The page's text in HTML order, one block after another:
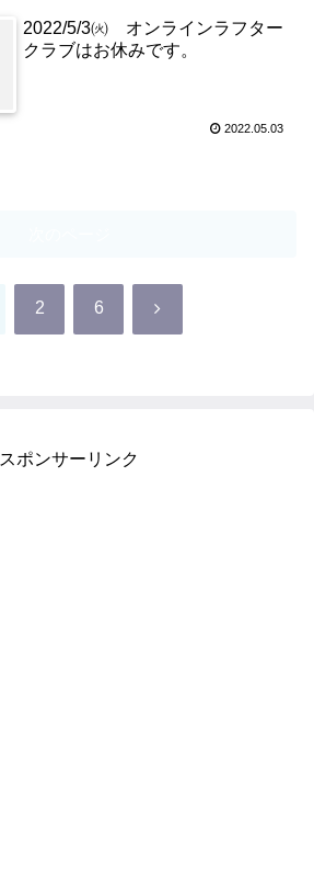
2022/5/3㈫ オンラインラフター
クラブはお休みです。
2022.05.03
2 6 次
スポンサーリンク